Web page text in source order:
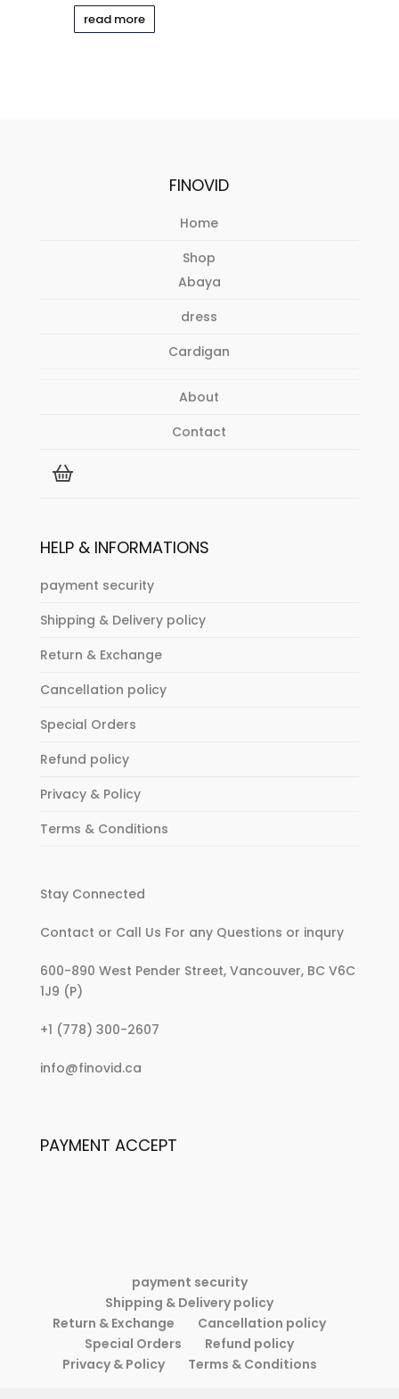
read more
FINOVID
Home
Shop
Abaya
dress
Cardigan
About
Contact
HELP & INFORMATIONS
payment security
Shipping & Delivery policy
Return & Exchange
Cancellation policy
Special Orders
Refund policy
Privacy & Policy
Terms & Conditions
Stay Connected
Contact or Call Us For any Questions or inqury
600-890 West Pender Street, Vancouver, BC V6C
1J9 (P)
+1 (778) 300-2607:
Mistakes
info@finovid.ca:
10
Them
PAYMENT ACCEPT
payment security
Shipping & Delivery policy
Return & Exchange
Cancellation policy
Special Orders
Refund policy
Privacy & Policy
Terms & Conditions